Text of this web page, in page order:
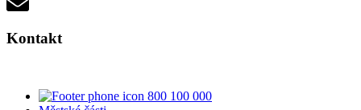
Kontakt
800 100 000